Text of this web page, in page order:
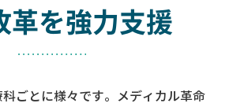
革を強力支援
ごとに様々です。メディカル革命